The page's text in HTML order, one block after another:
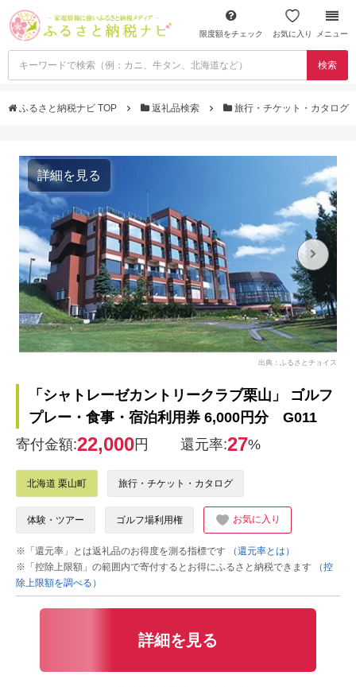
限度額をチェック お気に入り メニュー
検索
ふるさと納税ナビ TOP 返礼品検索 旅行・チケット・カタログ
詳細を見る
出典：ふるさとチョイス
「シャトレーゼカントリークラブ栗山」 ゴルフ
プレー・食事・宿泊利用券 6,000円分 G011
寄付金額:22,000円 還元率:27%
北海道 栗山町 旅行・チケット・カタログ
体験・ツアー ゴルフ場利用権 お気に入り
※「還元率」とは返礼品のお得度を測る指標です
（還元率とは）
※「控除上限額」の範囲内で寄付するとお得にふるさと納税できます
（控
除上限額を調べる）
詳細を見る